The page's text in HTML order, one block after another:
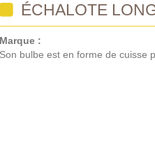
ÉCHALOTE
Marque :
Son bulbe est en forme de cuisse